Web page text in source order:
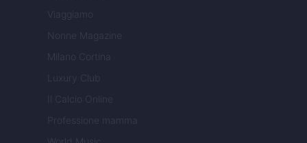
Viaggiamo
Nonne Magazine
Milano Cortina
Luxury Club
Il Calcio Online
Professione mamma